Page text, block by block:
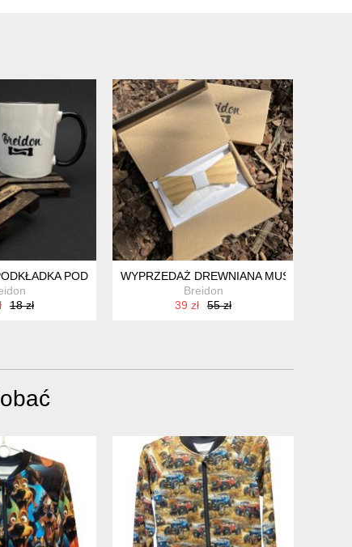
- BREIDONPOD GORĄCE NACZYNIA, ZESTAW 2 SZT.
18 zł
WYPRZEDAŻ DREWNIANA MUSZKA Z
Breidon
39 zł
55 zł